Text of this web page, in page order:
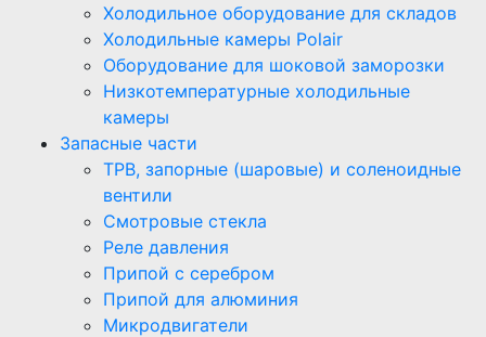
Холодильное оборудование для складов
Холодильные камеры Polair
Оборудование для шоковой заморозки
Низкотемпературные холодильные
камеры
Запасные части
ТРВ, запорные (шаровые) и соленоидные
вентили
Смотровые стекла
Реле давления
Припой с серебром
Припой для алюминия
Микродвигатели